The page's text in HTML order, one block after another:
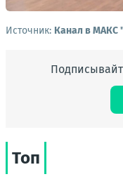
Источник: Канал в МАКС
Топ